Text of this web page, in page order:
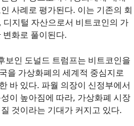
사례로 평가된다. 이는 기존의 회
지털 자산으로서 비트코인의 가
화로 풀이된다.
보인 도널드 트럼프는 비트코인을
을 가상화폐의 세계적 중심지로
바 있다. 파월 의장이 신정부에서
이 높아짐에 따라, 가상화폐 시장
것이라는 기대가 커지고 있다.